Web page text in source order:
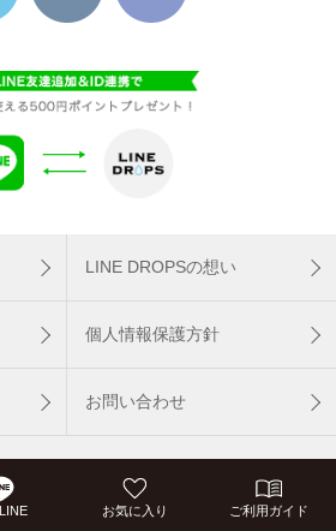
LINE DROPSの想い
個人情報保護方針
お問い合わせ
お気に入り ご利用ガイド